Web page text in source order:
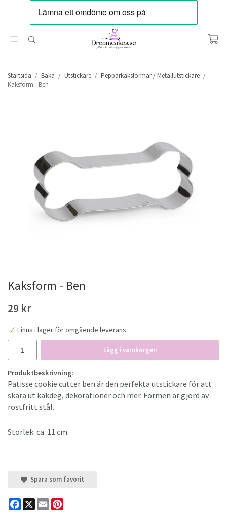
Startsida / Baka / Utstickare / Pepparkaksformar / Metallutstickare /
Kaksform - Ben
Kaksform - Ben
29 kr
Finns i lager för omgående leverans
Lägg i varukorgen
Produktbeskrivning:
Patisse cookie cutter ben är den perfekta utstickare för att
skära ut kakdeg, dekorationer och mer. Formen är gjord av
rostfritt stål.
Storlek: ca. 11 cm.
Spara som favorit
Facebook
X Email